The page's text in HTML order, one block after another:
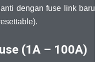
dengan fuse link baru
(1A – 100A)